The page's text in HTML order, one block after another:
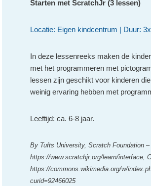
Starten met ScratchJr (3 lessen)
Locatie: Eigen kindcentrum | Duur:
In deze lessenreeks maken de
met het programmeren met
lessen zijn geschikt voor kinderen
weinig ervaring hebben met
Leeftijd: ca. 6-8 jaar.
By Tufts University, Scratch Foundation –
https://www.scratchjr.org/learn/interface,
https://commons.wikimedia.org/w/
curid=92466025